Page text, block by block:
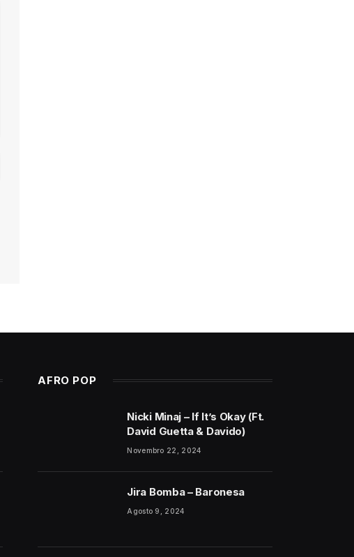
AFRO POP
Nicki Minaj – If It’s Okay (Ft.
David Guetta & Davido)
Novembro 22, 2024
Jira Bomba – Baronesa
Agosto 9, 2024